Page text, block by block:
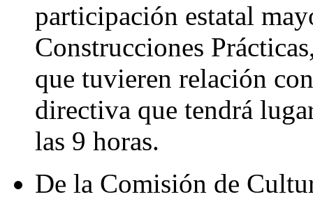
participación estatal
Construcciones
que tuvieren relación
directiva que tendrá
las 9 horas.
De la Comisión de